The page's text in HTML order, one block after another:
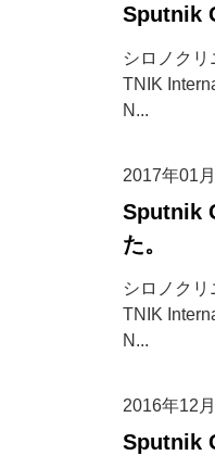
Sputnik
シロノク
TNIK
N...
2017年01
Sputnik
た。
シロノク
TNIK
N...
2016年12
Sputnik